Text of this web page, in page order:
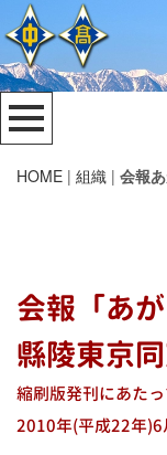
HOME | 組織 | 会報
会報「あ
縣陵東京
縮刷版発刊にあた
2010年(平成22年)6